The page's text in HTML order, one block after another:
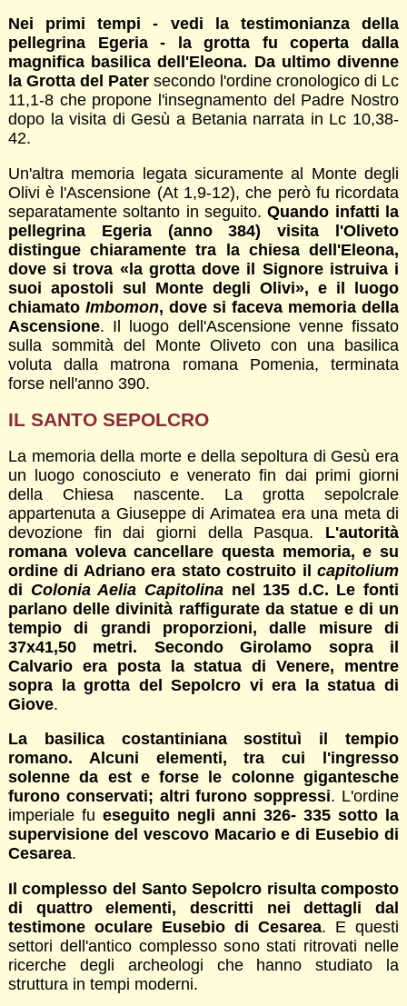
Nei primi tempi - vedi la testimonianza della
pellegrina Egeria - la grotta fu coperta dalla
magnifica basilica dell'Eleona. Da ultimo divenne
la Grotta del Pater secondo l'ordine cronologico di Lc
11,1-8 che propone l'insegnamento del Padre Nostro
dopo la visita di Gesù a Betania narrata in Lc 10,38-
42.
Un'altra memoria legata sicuramente al Monte degli
Olivi è l'Ascensione (At 1,9-12), che però fu ricordata
separatamente soltanto in seguito.Quando infatti la
pellegrina Egeria (anno 384) visita l'Oliveto
distingue chiaramente tra la chiesa dell'Eleona,
dove si trova «la grotta dove il Signore istruiva i
suoi apostoli sul Monte degli Olivi», e il luogo
chiamato Imbomon, dove si faceva memoria della
Ascensione. Il luogo dell'Ascensione venne fissato
sulla sommità del Monte Oliveto con una basilica
voluta dalla matrona romana Pomenia, terminata
forse nell'anno 390.
IL SANTO SEPOLCRO
La memoria della morte e della sepoltura di Gesù era
un luogo conosciuto e venerato fin dai primi giorni
della Chiesa nascente. La grotta sepolcrale
appartenuta a Giuseppe di Arimatea era una meta di
devozione fin dai giorni della Pasqua. L'autorità
romana voleva cancellare questa memoria, e su
ordine di Adriano era stato costruito il capitolium
di Colonia Aelia Capitolina nel 135 d.C. Le fonti
parlano delle divinità raffigurate da statue e di un
tempio di grandi proporzioni, dalle misure di
37x41,50 metri. Secondo Girolamo sopra il
Calvario era posta la statua di Venere, mentre
sopra la grotta del Sepolcro vi era la statua di
Giove.
La basilica costantiniana sostituì il tempio
romano. Alcuni elementi, tra cui l'ingresso
solenne da est e forse le colonne gigantesche
furono conservati; altri furono soppressi. L'ordine
imperiale fu eseguito negli anni 326- 335 sotto la
supervisione del vescovo Macario e di Eusebio di
Cesarea.
Il complesso del Santo Sepolcro risulta composto
di quattro elementi, descritti nei dettagli dal
testimone oculare Eusebio di Cesarea. E questi
settori dell'antico complesso sono stati ritrovati nelle
ricerche degli archeologi che hanno studiato la
struttura in tempi moderni.